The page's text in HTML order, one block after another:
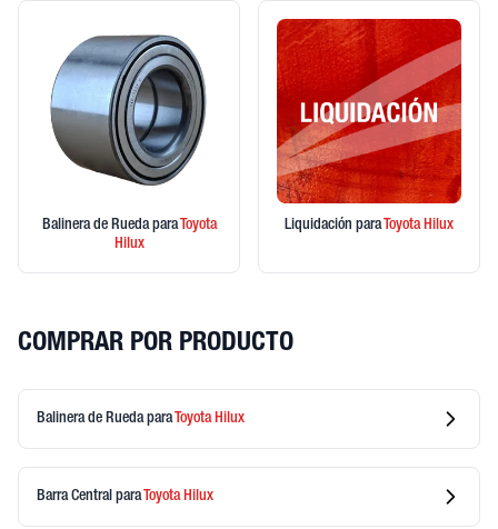
Balinera de Rueda para Toyota
Hilux
Liquidación para ToyotaHilux
COMPRAR POR PRODUCTO
Balinera de RuedaparaToyotaHilux
Barra Central paraToyotaHilux